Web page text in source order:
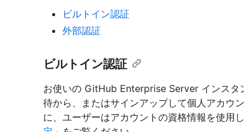
ビルトイン認証
外部認証
ビルトイン認証
お使いの GitHub Enterprise Server インスタ
待から、またはサインアップして個人アカウ
に、ユーザーはアカウントの資格情報を使用